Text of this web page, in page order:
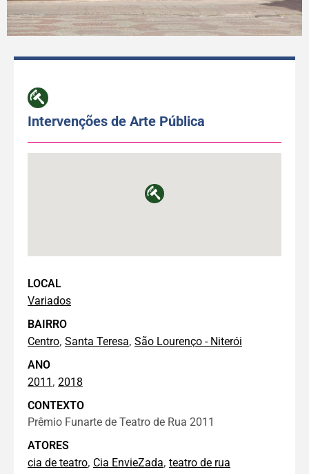
Intervenções de Arte Pública
LOCAL
Variados
BAIRRO
Centro, Santa Teresa, São Lourenço - Niterói
ANO
2011 , 2018
CONTEXTO
Prêmio Funarte de Teatro de Rua 2011
ATORES
cia de teatro, Cia EnvieZada, teatro de rua